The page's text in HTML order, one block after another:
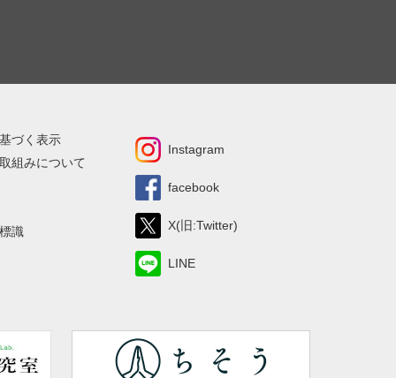
づく表示
組みについて
識
Instagram
facebook
X(旧:Twitter)
LINE